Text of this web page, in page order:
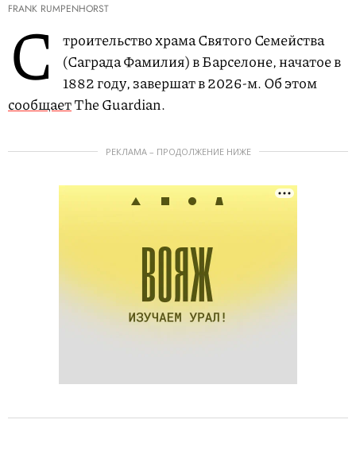
FRANK RUMPENHORST
С
троительство храма Святого Семейства
(Саграда Фамилия) в Барселоне, начатое в
1882 году, завершат в 2026-м. Об этом
сообщаетThe Guardian.
РЕКЛАМА – ПРОДОЛЖЕНИЕ НИЖЕ